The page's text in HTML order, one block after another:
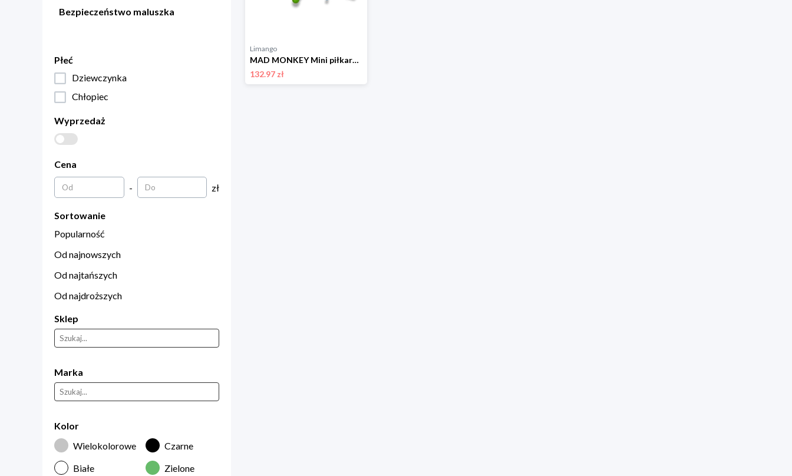
Bezpieczeństwo maluszka
Płeć
Dziewczynka
Chłopiec
Wyprzedaż
Cena
- zł
Sortowanie
Popularność
Od najnowszych
Od najtańszych
Od najdroższych
Sklep
Marka
Kolor
Wielokolorowe
Czarne
Białe
Zielone
Limango
MAD MONKEY Mini piłkarzyki stołowe "Mad Monkey" w kolorze czarnym - 12+ rozmiar: onesize
132.97 zł